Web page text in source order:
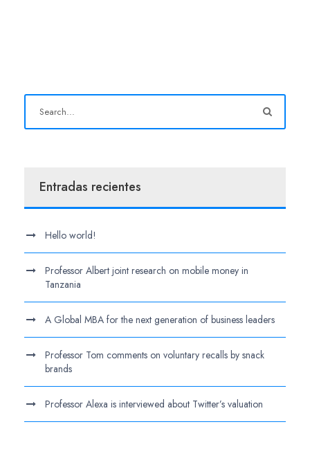
Entradas recientes
Hello world!
Professor Albert joint research on mobile money in
Tanzania
A Global MBA for the next generation of business leaders
Professor Tom comments on voluntary recalls by snack
brands
Professor Alexa is interviewed about Twitter’s valuation